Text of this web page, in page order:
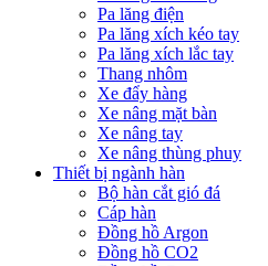
Pa lăng điện
Pa lăng xích kéo tay
Pa lăng xích lắc tay
Thang nhôm
Xe đẩy hàng
Xe nâng mặt bàn
Xe nâng tay
Xe nâng thùng phuy
Thiết bị ngành hàn
Bộ hàn cắt gió đá
Cáp hàn
Đồng hồ Argon
Đồng hồ CO2